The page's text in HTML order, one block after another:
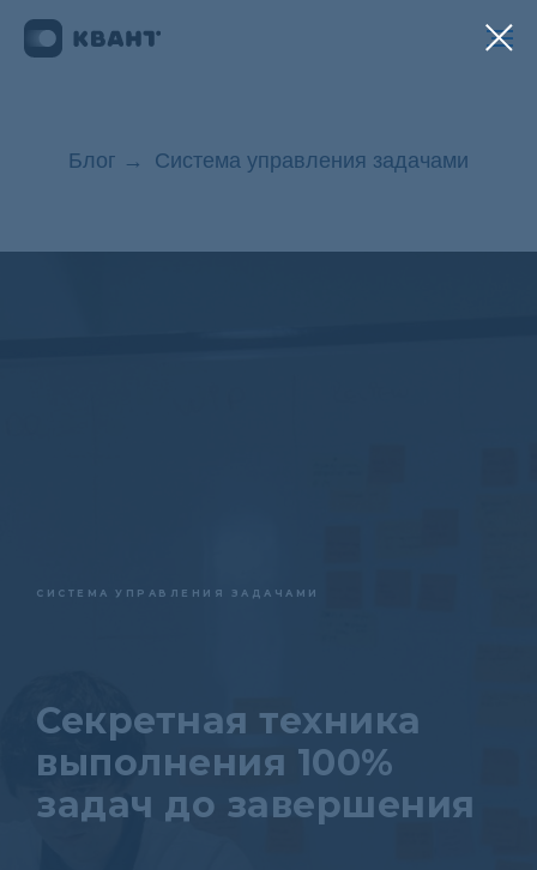
Блог → Система управления задачами
СИСТЕМА УПРАВЛЕНИЯ ЗАДАЧАМИ
Секретная техника
выполнения 100%
задач до завершения